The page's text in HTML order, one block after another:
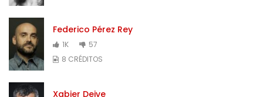
Federico Pérez Rey
1K
57
8 CRÉDITOS
Xabier Deive